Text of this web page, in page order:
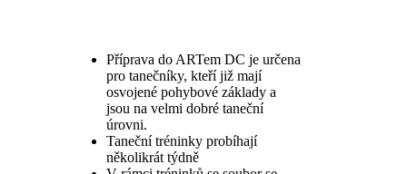
Příprava do ARTem DC je určena
pro tanečníky, kteří již mají
osvojené pohybové základy a
jsou na velmi dobré taneční
úrovni.
Taneční tréninky probíhají
několikrát týdně